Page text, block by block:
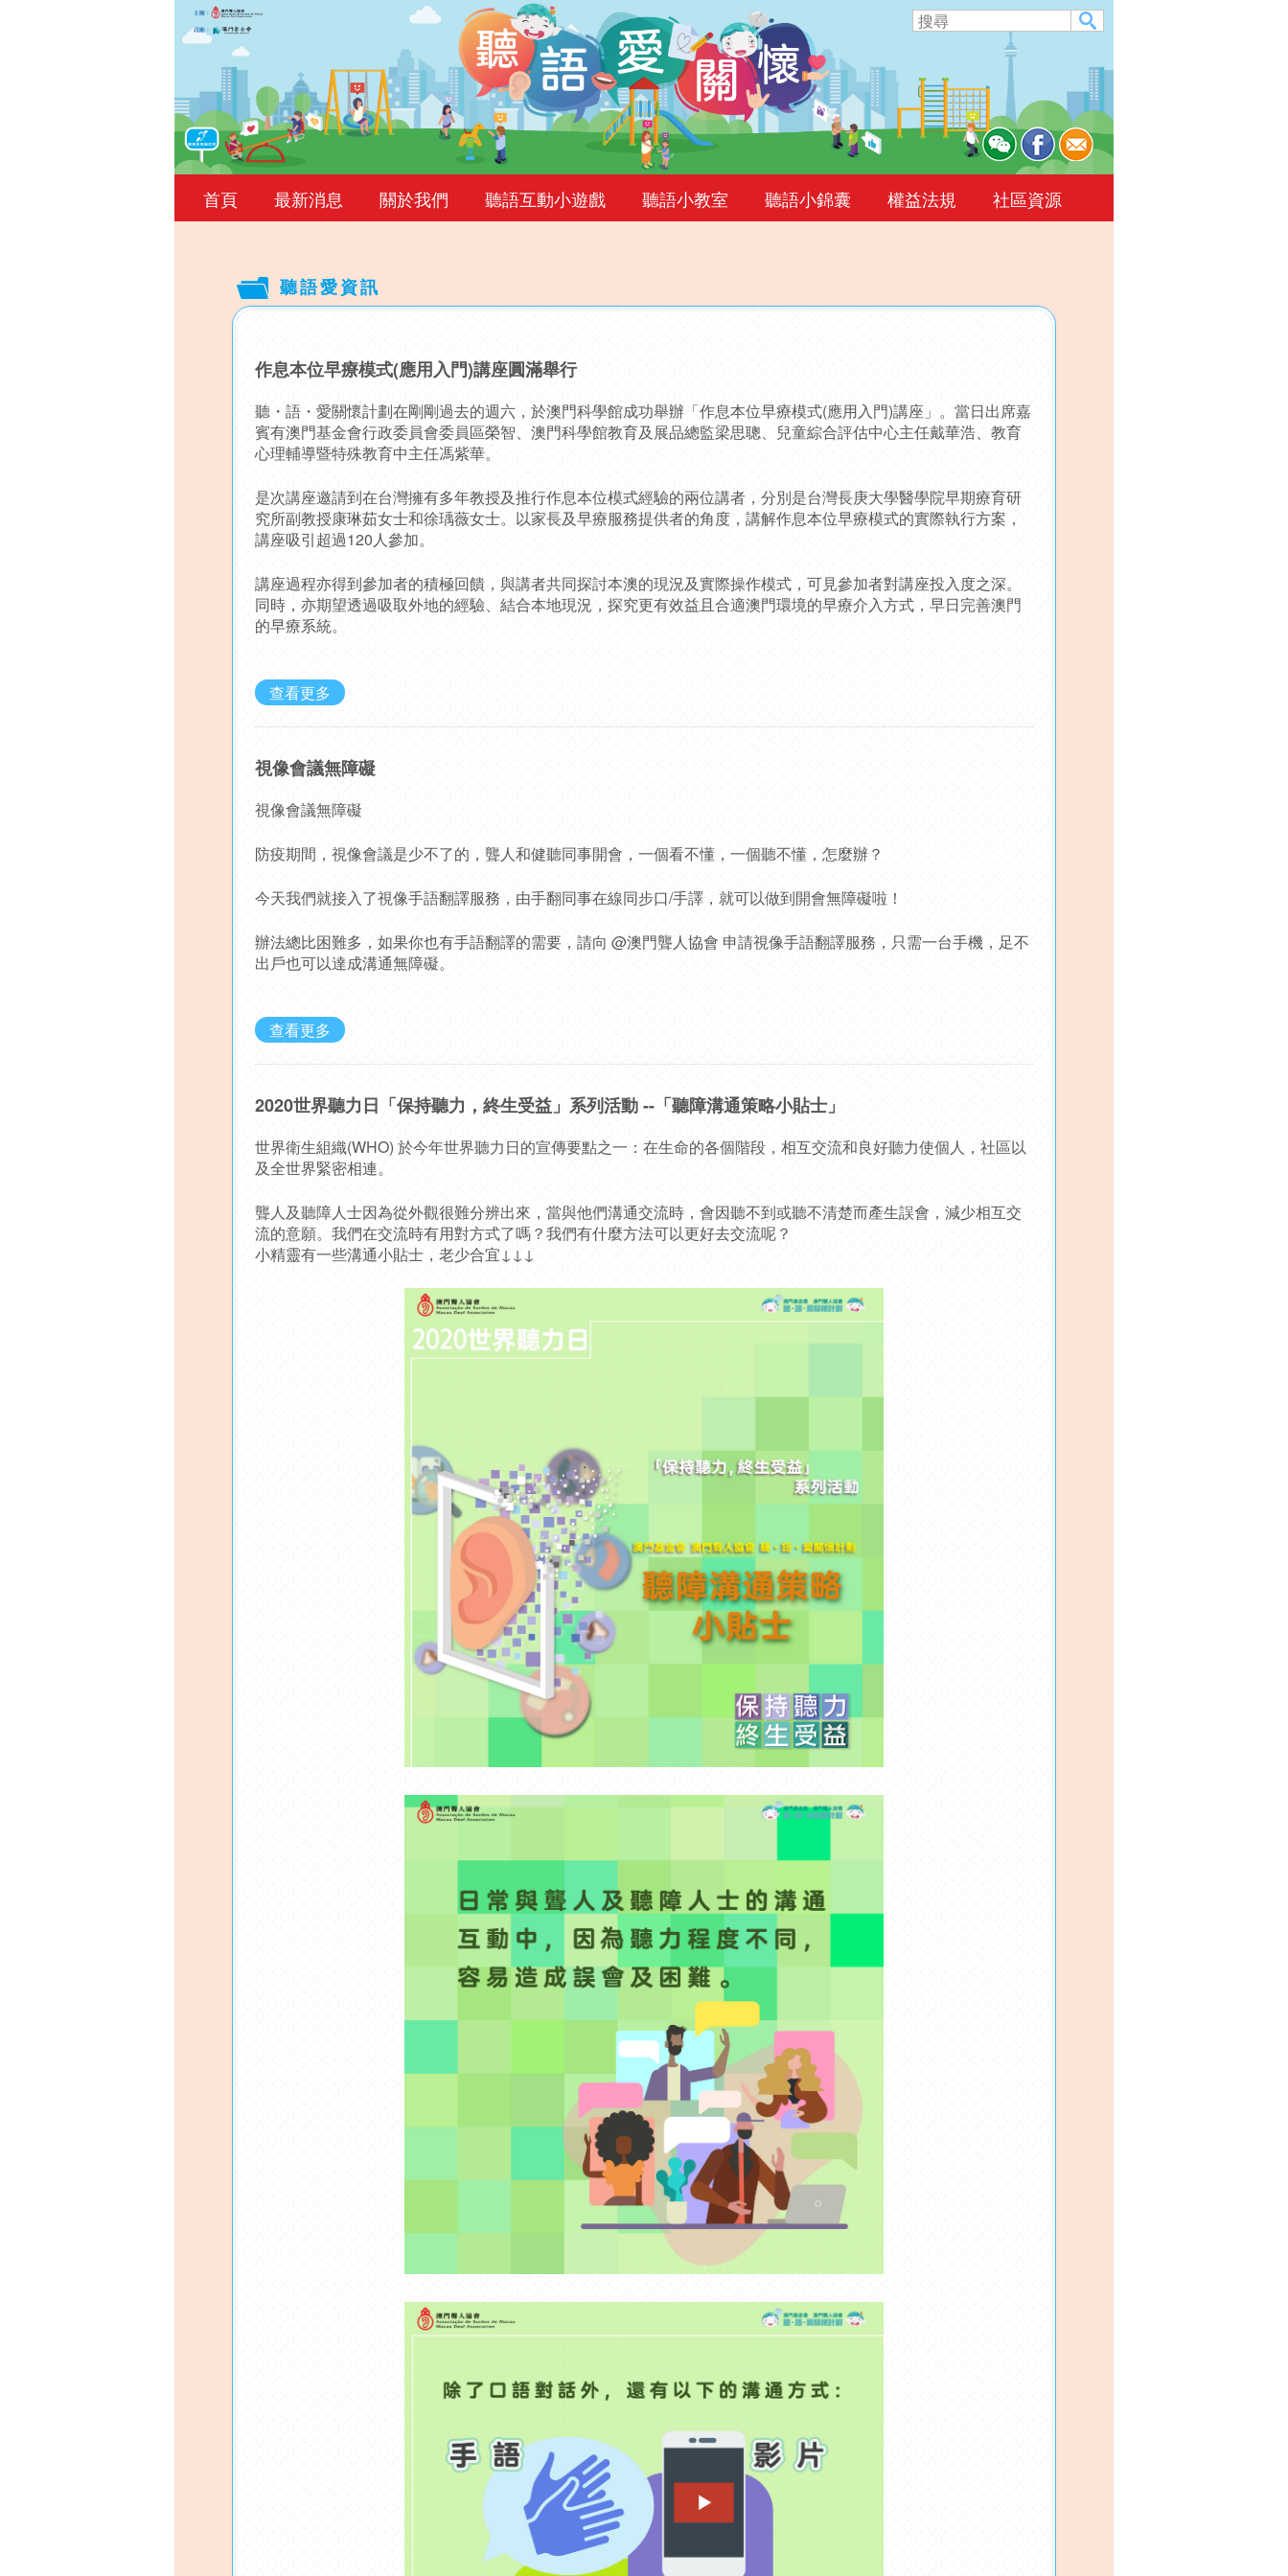
首頁 最新消息 關於我們 聽語互動小遊戲 聽語小教室 聽語小錦囊 權益法規 社區資源
聽語愛資訊
to
top
作息本位早療模式(應用入門)講座圓滿舉行
聽・語・愛關懷計劃在剛剛過去的週六，於澳門科學館成功舉辦「作息本位早療模式(應用入門)講座」。當日出席嘉
賓有澳門基金會行政委員會委員區榮智、澳門科學館教育及展品總監梁思聰、兒童綜合評估中心主任戴華浩、教育
心理輔導暨特殊教育中主任馮紫華。
是次講座邀請到在台灣擁有多年教授及推行作息本位模式經驗的兩位講者，分別是台灣長庚大學醫學院早期療育研
究所副教授康琳茹女士和徐瑀薇女士。以家長及早療服務提供者的角度，講解作息本位早療模式的實際執行方案，
講座吸引超過120人參加。
講座過程亦得到參加者的積極回饋，與講者共同探討本澳的現況及實際操作模式，可見參加者對講座投入度之深。
同時，亦期望透過吸取外地的經驗、結合本地現況，探究更有效益且合適澳門環境的早療介入方式，早日完善澳門
的早療系統。
查看更多
視像會議無障礙
視像會議無障礙
防疫期間，視像會議是少不了的，聾人和健聽同事開會，一個看不懂，一個聽不懂，怎麼辦？
今天我們就接入了視像手語翻譯服務，由手翻同事在線同步口/手譯，就可以做到開會無障礙啦！
辦法總比困難多，如果你也有手語翻譯的需要，請向 @澳門聾人協會 申請視像手語翻譯服務，只需一台手機，足不
出戶也可以達成溝通無障礙。
查看更多
2020世界聽力日「保持聽力，終生受益」系列活動 --「聽障溝通策略小貼士」
世界衛生組織(WHO) 於今年世界聽力日的宣傳要點之一：在生命的各個階段，相互交流和良好聽力使個人，社區以
及全世界緊密相連。
聾人及聽障人士因為從外觀很難分辨出來，當與他們溝通交流時，會因聽不到或聽不清楚而產生誤會，減少相互交
流的意願。我們在交流時有用對方式了嗎？我們有什麼方法可以更好去交流呢？
小精靈有一些溝通小貼士，老少合宜↓↓↓